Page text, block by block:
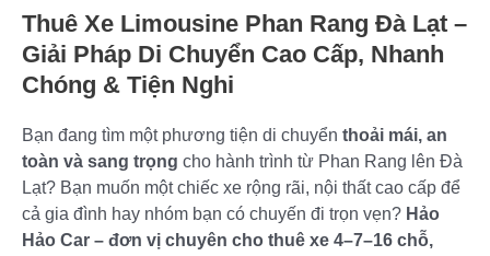
Thuê Xe Limousine Phan Rang Đà Lạt –
Giải Pháp Di Chuyển Cao Cấp, Nhanh
Chóng & Tiện Nghi
Bạn đang tìm một phương tiện di chuyển thoải mái, an
toàn và sang trọng cho hành trình từ Phan Rang lên Đà
Lạt? Bạn muốn một chiếc xe rộng rãi, nội thất cao cấp để
cả gia đình hay nhóm bạn có chuyến đi trọn vẹn? Hảo
Hảo Car – đơn vị chuyên cho thuê xe 4–7–16 chỗ,